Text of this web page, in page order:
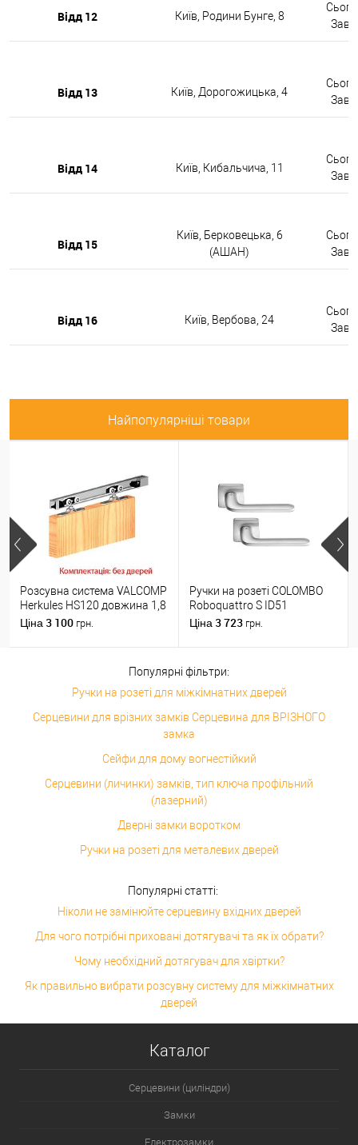
Відд 12 Київ, Родини Бунге, 8
Відд 13 Київ, Дорогожицька, 4
Відд 14 Київ, Кибальчича, 11
Відд 15
Київ, Берковецька, 6
(АШАН)
Відд 16 Київ, Вербова, 24
Найпопулярніші товари
Розсувна система VALCOMP
Herkules HS120 довжина 1,8
м на 1 полотно вагою до
Ціна 3 100 грн.
Ручки на розеті COLOMBO
Roboquattro S ID51
(PT19BZG-PT13) матовий
Ціна 3 723 грн.
Популярні фільтри:
Ручки на розеті для міжкімнатних дверей
Серцевини для врізних замків Серцевина для ВРІЗНОГО
замка
Сейфи для дому вогнестійкий
Серцевини (личинки) замків, тип ключа профільний
(лазерний)
Дверні замки воротком
Ручки на розеті для металевих дверей
Популярні статті:
Ніколи не замінюйте серцевину вхідних дверей
Для чого потрібні приховані дотягувачі та як їх обрати?
Чому необхідний дотягувач для хвіртки?
Як правильно вибрати розсувну систему для міжкімнатних
дверей
Каталог
Серцевини (циліндри)
Замки
Електрозамки